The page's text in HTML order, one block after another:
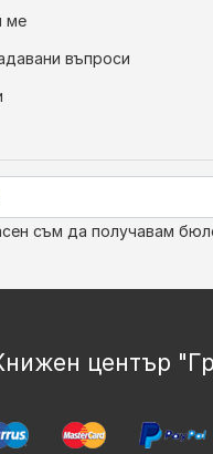
ме
въпроси
съм да получавам
център